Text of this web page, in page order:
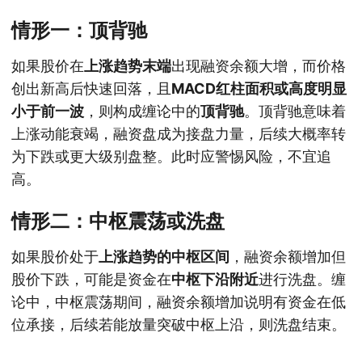
情形一：顶背驰
如果股价在 上涨趋势末端出现融资余额大增，而价格
创出新高后快速回落，且 MACD红柱面积或高度明显
小于前一波 ，则构成缠论中的顶背驰。顶背驰意味着
上涨动能衰竭，融资盘成为接盘力量，后续大概率转
为下跌或更大级别盘整。此时应警惕风险，不宜追
高。
情形二：中枢震荡或洗盘
如果股价处于 上涨趋势的中枢区间 ，融资余额增加但
股价下跌，可能是资金在中枢下沿附近进行洗盘。缠
论中，中枢震荡期间，融资余额增加说明有资金在低
位承接，后续若能放量突破中枢上沿，则洗盘结束。